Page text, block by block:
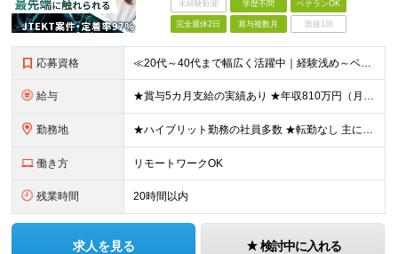
未経験歓迎 学歴不問 ベテランOK
完全週休2日 賞与複数月 面接1回
応募資格 ≪20代～40代まで幅広く活躍中｜経験浅め～ベテランまで応募OK≫ ◆学歴不問 ◆以下いずれかの経験がある方 ├何らかの組込系の開発経験 └MATLABを用いたモデルベース開発
給与 ★賞与5カ月支給の実績あり ★年収810万円（月給49万円＋諸手当+賞与年2回）実例あり ＼あなたの経験を給与に還元いたします／ ▼基本的な組み込みの知識がある方 月給25.4万円～＋各種手当＋賞与
勤務地 ★ハイブリット勤務の社員多数 ★転勤なし 主に東京23区内もしくは愛知拠点にてJTEKT関連の組込プロジェクトをお任せします。 ☆その他、愛知・三重・神奈川・群馬・静岡・奈良・大阪でのプロジェクト
働き方 リモートワークOK
残業時間 20時間以内
求人を見る 検討中に入れる